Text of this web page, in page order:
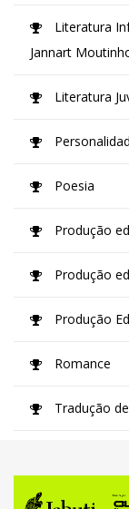
Literatura
Jannart
Literatura
Poesia
Produção
Produção
Produção
Romance
Tradução